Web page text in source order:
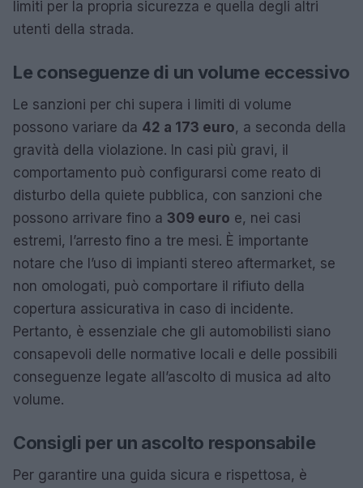
limiti per la propria sicurezza e quella degli altri
utenti della strada.
Le conseguenze di un volume eccessivo
Le sanzioni per chi supera i limiti di volume
possono variare da 42 a 173 euro, a seconda della
gravità della violazione. In casi più gravi, il
comportamento può configurarsi come reato di
disturbo della quiete pubblica, con sanzioni che
possono arrivare fino a 309 euro e, nei casi
estremi, l’arresto fino a tre mesi. È importante
notare che l’uso di impianti stereo aftermarket, se
non omologati, può comportare il rifiuto della
copertura assicurativa in caso di incidente.
Pertanto, è essenziale che gli automobilisti siano
consapevoli delle normative locali e delle possibili
conseguenze legate all’ascolto di musica ad alto
volume.
Consigli per un ascolto responsabile
Per garantire una guida sicura e rispettosa, è